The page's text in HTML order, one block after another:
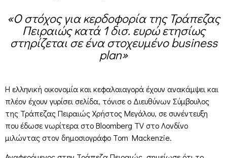
«Ο στόχος για κερδοφορία της Τράπεζας
Πειραιώς κατά 1 δισ. ευρώ ετησίως
στηρίζεται σε ένα στοχευμένο business
plan»
Η ελληνική οικονομία και κεφαλαιαγορά έχουν ανακάμψει και
πλέον έχουν γυρίσει σελίδα, τόνισε ο Διευθύνων Σύμβουλος
της Τράπεζας Πειραιώς Χρήστος Μεγάλου, σε συνέντευξη
που έδωσε νωρίτερα στο Bloomberg TV στο Λονδίνο
μιλώντας στον δημοσιογράφο Tom Mackenzie.